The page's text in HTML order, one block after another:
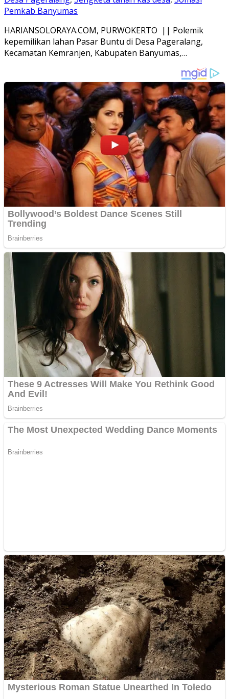
Pemkab Banyumas
HARIANSOLORAYA.COM, PURWOKERTO || Polemik
kepemilikan lahan Pasar Buntu di Desa Pageralang,
Kecamatan Kemranjen, Kabupaten Banyumas,…